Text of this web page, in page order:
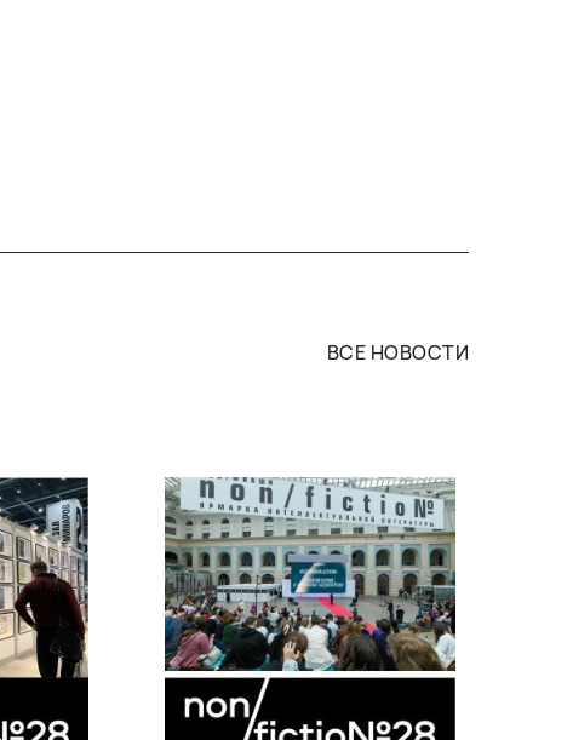
ВСЕ НОВОСТИ